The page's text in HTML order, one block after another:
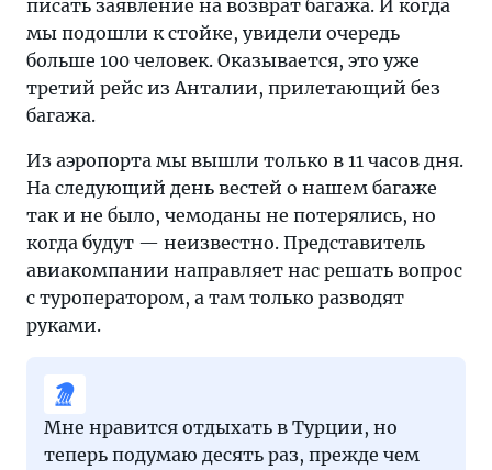
писать заявление на возврат багажа. И когда
мы подошли к стойке, увидели очередь
больше 100 человек. Оказывается, это уже
третий рейс из Анталии, прилетающий без
багажа.
Из аэропорта мы вышли только в 11 часов дня.
На следующий день вестей о нашем багаже
так и не было, чемоданы не потерялись, но
когда будут — неизвестно. Представитель
авиакомпании направляет нас решать вопрос
с туроператором, а там только разводят
руками.
Мне нравится отдыхать в Турции, но
теперь подумаю десять раз, прежде чем